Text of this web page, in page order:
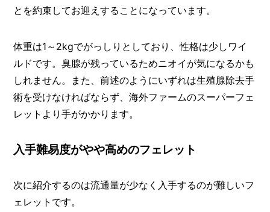
とを約束してお迎えすることになっています。
体重は1～2kgでがっしりとしており、性格は少しワイ
ルドです。臭腺が残っているためニオイが気になるかも
しれません。また、前述のようにいずれは生殖腺除去手
術を受けなければならず、海外ファームのスーパーフェ
レットより手がかかります。
入手難易度がやや高めのフェレット
次に紹介するのは流通量が少なく入手するのが難しいフ
ェレットです。